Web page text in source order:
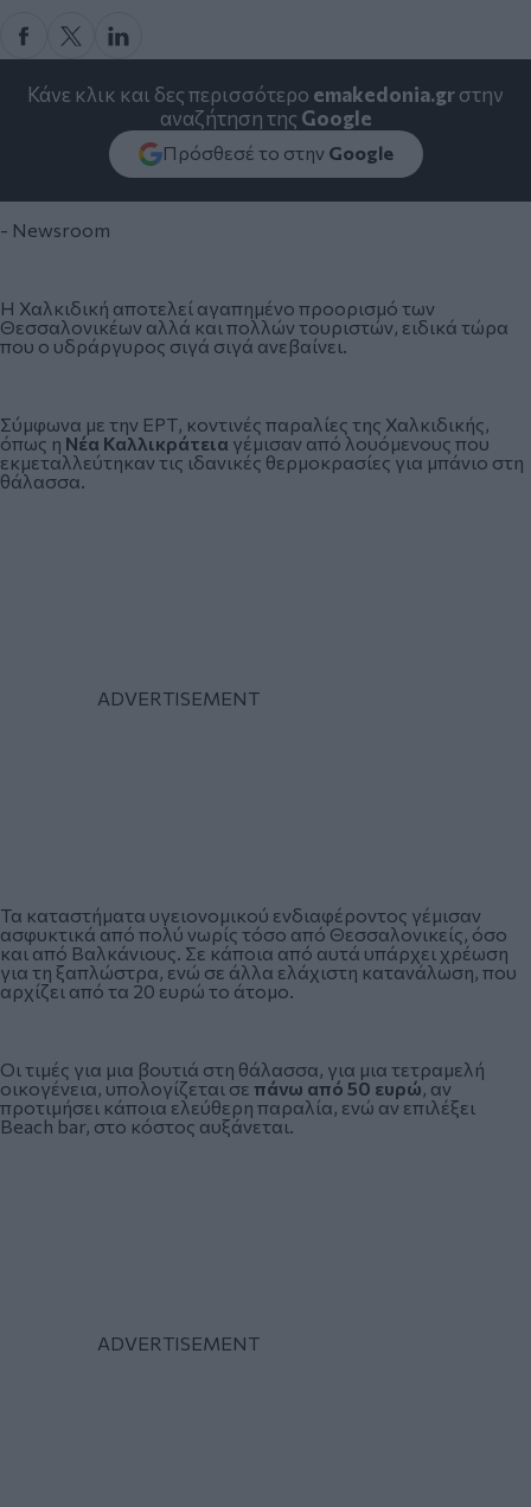
Κάνε κλικ και δες περισσότερο emakedonia.grστην
αναζήτηση της Google
Πρόσθεσέ το στην Google
- Newsroom
Η Χαλκιδική αποτελεί αγαπημένο προορισμό των
Θεσσαλονικέων αλλά και πολλών τουριστών, ειδικά τώρα
που ο υδράργυρος σιγά σιγά ανεβαίνει.
Σύμφωνα με την ΕΡΤ, κοντινές παραλίες της Χαλκιδικής,
όπως η Νέα Καλλικράτεια γέμισαν από λουόμενους που
εκμεταλλεύτηκαν τις ιδανικές θερμοκρασίες για μπάνιο στη
θάλασσα.
Τα καταστήματα υγειονομικού ενδιαφέροντος γέμισαν
ασφυκτικά από πολύ νωρίς τόσο από Θεσσαλονικείς, όσο
και από Βαλκάνιους. Σε κάποια από αυτά υπάρχει χρέωση
για τη ξαπλώστρα, ενώ σε άλλα ελάχιστη κατανάλωση, που
αρχίζει από τα 20 ευρώ το άτομο.
Οι τιμές για μια βουτιά στη θάλασσα, για μια τετραμελή
οικογένεια, υπολογίζεται σε πάνω από 50 ευρώ, αν
προτιμήσει κάποια ελεύθερη παραλία, ενώ αν επιλέξει
Beach bar, στο κόστος αυξάνεται.